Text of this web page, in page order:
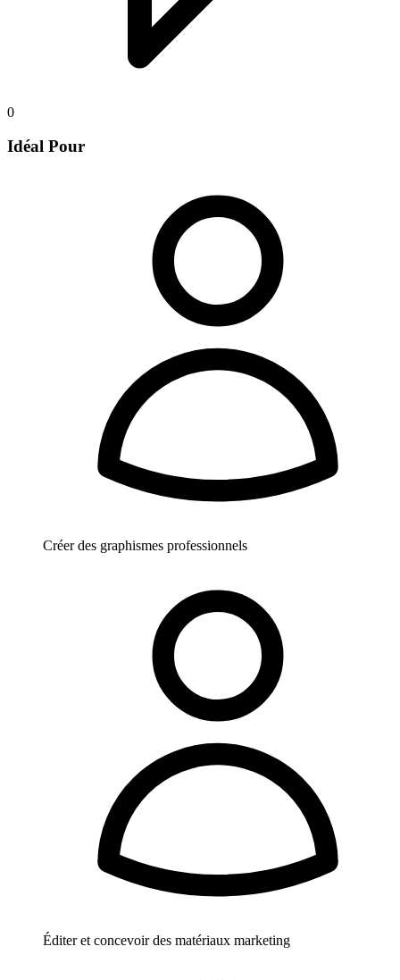
0
Idéal Pour
Créer des graphismes professionnels
Éditer et concevoir des matériaux marketing